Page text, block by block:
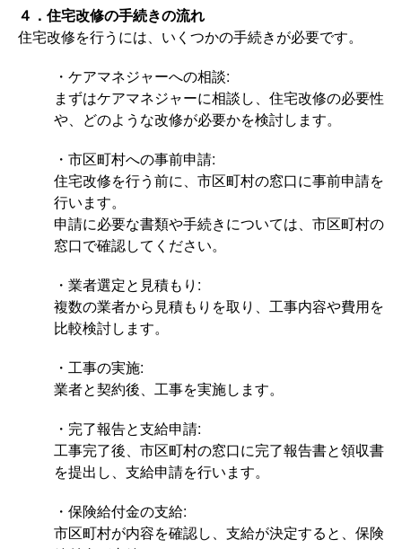
４．住宅改修の手続きの流れ
住宅改修を行うには、いくつかの手続きが必要です。
・ケアマネジャーへの相談:
まずはケアマネジャーに相談し、住宅改修の必要性
や、どのような改修が必要かを検討します。
・市区町村への事前申請:
住宅改修を行う前に、市区町村の窓口に事前申請を
行います。
申請に必要な書類や手続きについては、市区町村の
窓口で確認してください。
・業者選定と見積もり:
複数の業者から見積もりを取り、工事内容や費用を
比較検討します。
・工事の実施:
業者と契約後、工事を実施します。
・完了報告と支給申請:
工事完了後、市区町村の窓口に完了報告書と領収書
を提出し、支給申請を行います。
・保険給付金の支給:
市区町村が内容を確認し、支給が決定すると、保険